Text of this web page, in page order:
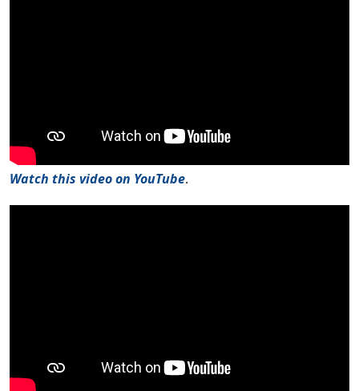
Watch this video on YouTube.